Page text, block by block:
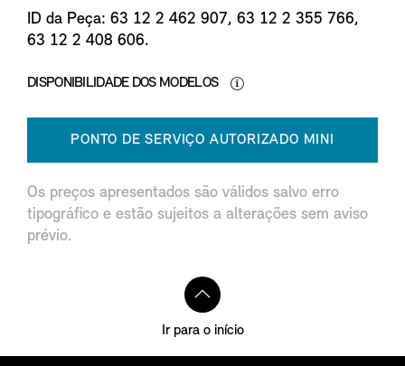
ID da Peça: 63 12 2 462 907, 63 12 2 355 766,
63 12 2 408 606.
DISPONIBILIDADE DOS MODELOS
PONTO DE SERVIÇO AUTORIZADO MINI
Os preços apresentados são válidos salvo erro
tipográfico e estão sujeitos a alterações sem aviso
prévio.
Ir para o início